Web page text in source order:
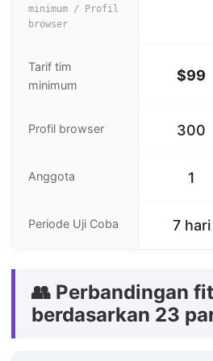
minimum / Profil
browser
Tarif tim
minimum
$99
Profil browser 300
Anggota 1
Periode Uji Coba 7 hari
👥 Perbandingan
berdasarkan 23